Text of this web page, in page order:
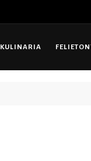
KULINARIA